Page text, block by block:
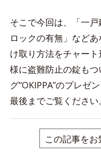
そこで今回は、「一
ロックの有無」など
け取り方法をチャー
様に盗難防止の錠も
グ“OKIPPA”のプレゼ
最後までご覧ください。
この記事を